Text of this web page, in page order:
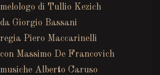
melologo di Tullio Kezich
da Giorgio Bassani
regia Piero Maccarinelli
con Massimo De Francovich
musiche Alberto Caruso